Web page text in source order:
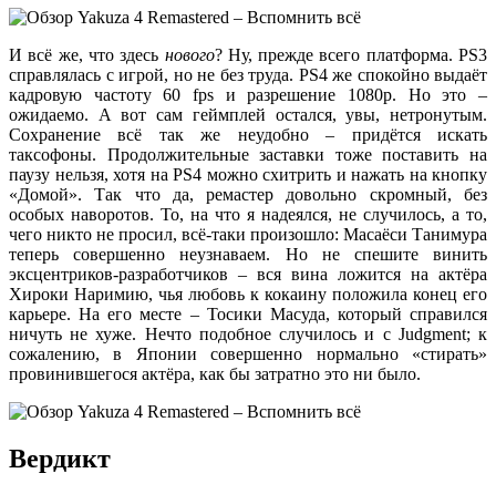
И всё же, что здесь нового? Ну, прежде всего платформа. PS3
справлялась с игрой, но не без труда. PS4 же спокойно выдаёт
кадровую частоту 60 fps и разрешение 1080p. Но это –
ожидаемо. А вот сам геймплей остался, увы, нетронутым.
Сохранение всё так же неудобно – придётся искать
таксофоны. Продолжительные заставки тоже поставить на
паузу нельзя, хотя на PS4 можно схитрить и нажать на кнопку
«Домой». Так что да, ремастер довольно скромный, без
особых наворотов. То, на что я надеялся, не случилось, а то,
чего никто не просил, всё-таки произошло: Масаёси Танимура
теперь совершенно неузнаваем. Но не спешите винить
эксцентриков-разработчиков – вся вина ложится на актёра
Хироки Наримию, чья любовь к кокаину положила конец его
карьере. На его месте – Тосики Масуда, который справился
ничуть не хуже. Нечто подобное случилось и с Judgment; к
сожалению, в Японии совершенно нормально «стирать»
провинившегося актёра, как бы затратно это ни было.
Вердикт